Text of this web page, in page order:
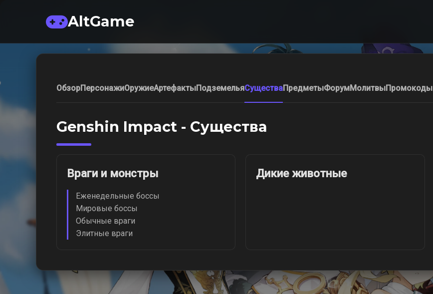
AltGame
ОбзорПерсонажиОружиеАртефактыПодземельяСуществаПредметыФорумМолитвыПромокоды
Genshin Impact - Существа
Враги и монстры
Еженедельные боссы
Мировые боссы
Обычные враги
Элитные враги
Дикие животные